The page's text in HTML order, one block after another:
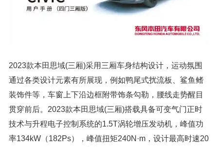
2023款本田思域(三厢)采用三厢车身结构设计，运动氛围
通过各类设计元素有所展现，例如鸭尾式扰流板、鲨鱼鳍
装饰件等，车窗上下沿边框附带饰条勾勒，腰线走势醒目
贯穿前后。2023款本田思域(三厢)搭载具备可变气门正时
技术与升程电子控制系统的1.5T涡轮增压发动机，峰值功
率134kW（182Ps），峰值扭矩240N·m，设计最高时速20